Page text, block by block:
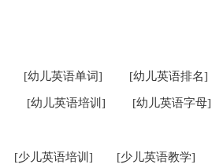
[幼儿英语单词] [幼儿英语排名]
[幼儿英语培训] [幼儿英语字母]
[少儿英语培训] [少儿英语教学]